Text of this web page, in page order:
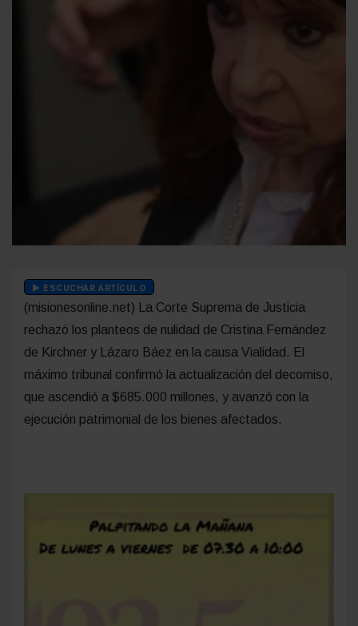
ESCUCHAR ARTÍCULO
(misionesonline.net) La Corte Suprema de Justicia
rechazó los planteos de nulidad de Cristina Fernández
de Kirchner y Lázaro Báez en la causa Vialidad. El
máximo tribunal confirmó la actualización del decomiso,
que ascendió a $685.000 millones, y avanzó con la
ejecución patrimonial de los bienes afectados.